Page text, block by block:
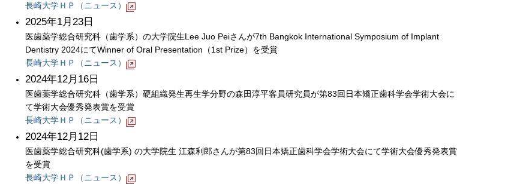
長崎大学ＨＰ（ニュース）
2025年1月23日
医歯薬学総合研究科（歯学系）の大学院生Lee Juo Peiさんが7th Bangkok International Symposium of Implant
Dentistry 2024にてWinner of Oral Presentation（1st Prize）を受賞
長崎大学ＨＰ（ニュース）
2024年12月16日
医歯薬学総合研究科（歯学系）硬組織発生再生学分野の森田淳平客員研究員が第83回日本矯正歯科学会学術大会に
て学術大会優秀発表賞を受賞
長崎大学ＨＰ（ニュース）
2024年12月12日
医歯薬学総合研究科(歯学系) の大学院生 江森利郎さんが第83回日本矯正歯科学会学術大会にて学術大会優秀発表賞
を受賞
長崎大学ＨＰ（ニュース）